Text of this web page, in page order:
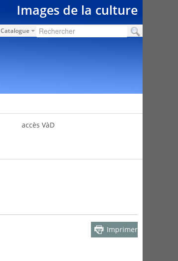
Images de la culture
Catalogue
accès VàD
Imprimer